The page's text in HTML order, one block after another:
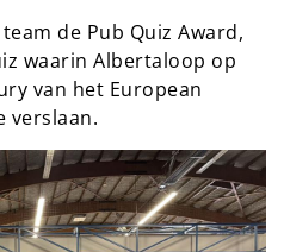
de Pub Quiz Award,
waarin Albertaloop op
van het European
verslaan.